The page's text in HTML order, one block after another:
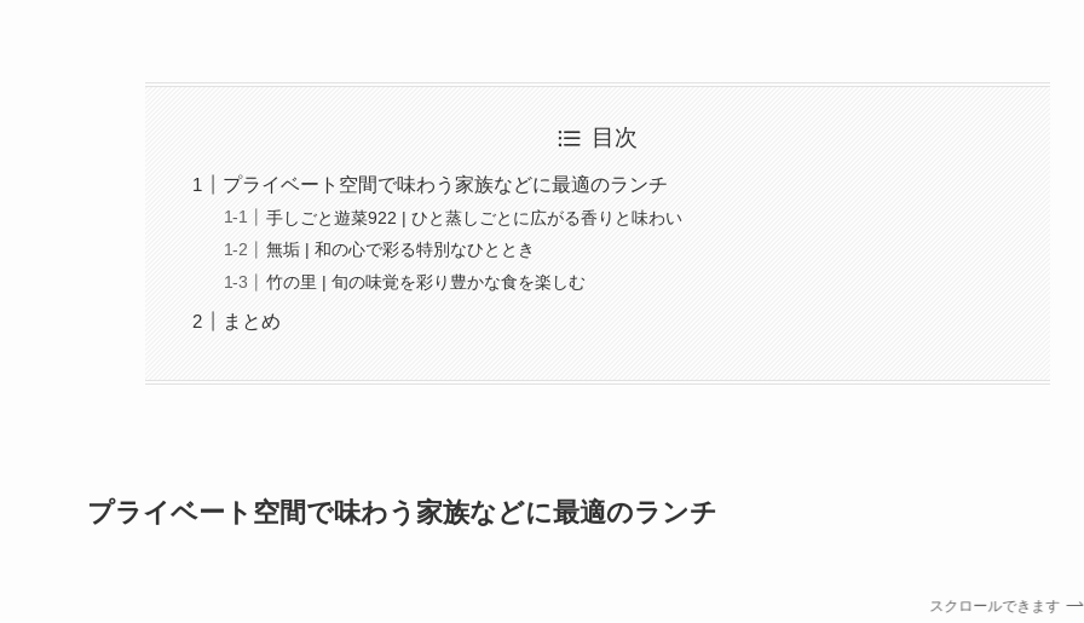
目次
プライベート空間で味わう家族などに最適のランチ
手しごと遊菜922 | ひと蒸しごとに広がる香りと味わい
無垢 | 和の心で彩る特別なひととき
竹の里 | 旬の味覚を彩り豊かな食を楽しむ
まとめ
プライベート空間で味わう家族などに最適のランチ
スクロールできます